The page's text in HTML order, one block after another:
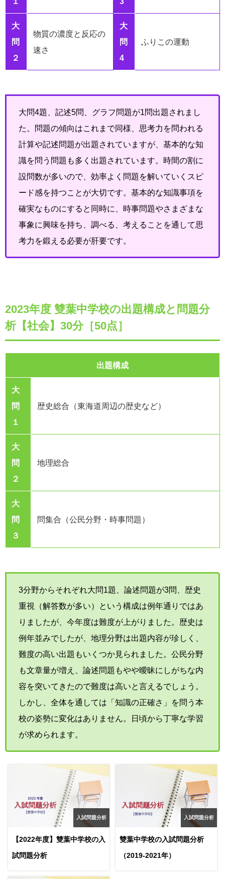
大
問
２
物質の濃度と反応の
速さ
大
問
4
ふりこの運動
大問4題、記述5問、グラフ問題が1問出題されまし
た。問題の傾向はこれまで同様、思考力を問われる
計算や記述問題が出題されていますが、基本的な知
識を問う問題も多く出題されています。時間の割に
設問数が多いので、効率よく問題を解いていくスピ
ード感を持つことが大切です。基本的な知識事項を
確実なものにすると同時に、時事問題やさまざまな
事象に興味を持ち、調べる、考えることを通して思
考力を鍛える必要が肝要です。
2023年度 雙葉中学校の出題構成と問題分
析【社会】30分［50点］
出題構成
大
問
１
歴史総合（東海道周辺の歴史など）
大
問
２
地理総合
大
問
３
問集合（公民分野・時事問題）
3分野からそれぞれ大問1題、論述問題が3問、歴史
重視（解答数が多い）という構成は例年通りではあ
りましたが、今年度は難度が上がりました。歴史は
例年並みでしたが、地理分野は出題内容が珍しく、
難度の高い出題もいくつか見られました。公民分野
も文章量が増え、論述問題もやや曖昧にしがちな内
容を突いてきたので難度は高いと言えるでしょう。
しかし、全体を通しては「知識の正確さ」を問う本
校の姿勢に変化はありません。日頃から丁寧な学習
が求められます。
入試問題分析
【2022年度】雙葉中学校の入
試問題分析
入試問題分析
雙葉中学校の入試問題分析
（2019-2021年）